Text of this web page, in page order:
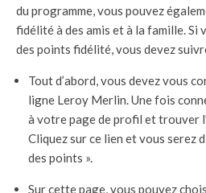
du programme, vous pouvez
fidélité à des amis et à la famille.
des points fidélité, vous devez
Tout d’abord, vous devez vous
ligne Leroy Merlin. Une fois
à votre page de profil et trouver
Cliquez sur ce lien et vous serez
des points ».
Sur cette page, vous pouvez